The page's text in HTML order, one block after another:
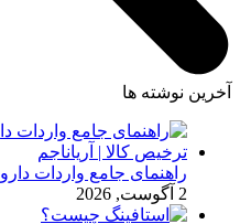
آخرین نوشته ها
راهنمای جامع واردات دارو
2 آگوست, 2026